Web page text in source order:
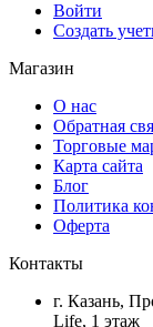
Войти
Создать
Магазин
О нас
Обратная
Торговые
Карта сайта
Блог
Политика
Оферта
Контакты
г. Казань,
Life, 1 этаж